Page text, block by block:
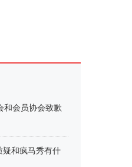
和会员协会致歉
疑和疯马秀有什